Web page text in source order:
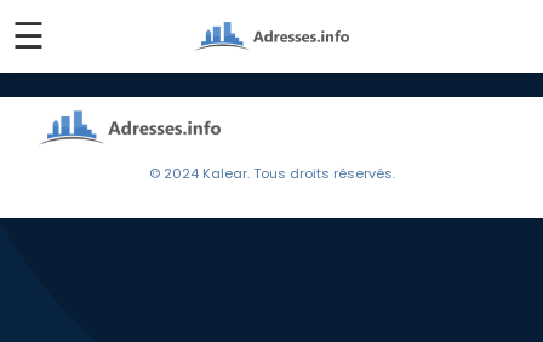
☰
© 2024 Kalear. Tous droits réservés.